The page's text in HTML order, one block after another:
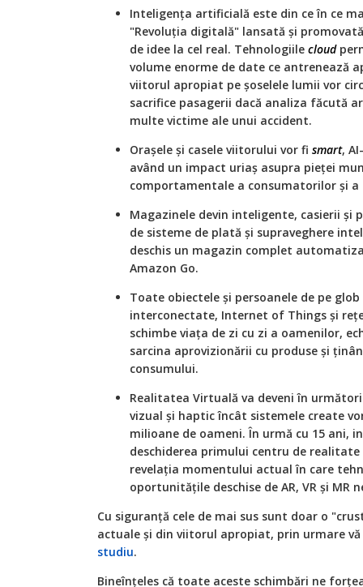
Inteligența artificială este din ce în ce
"Revoluția digitală" lansată și
de idee la cel real. Tehnologiile cloud
volume enorme de date ce antrenează
viitorul apropiat pe șoselele lumii vor
sacrifice pasagerii dacă analiza făcută
multe victime ale unui accident.
Orașele și casele viitorului vor fi smart,
având un impact uriaș asupra pieței
comportamentale a consumatorilor și
Magazinele devin inteligente, casierii și
de sisteme de plată și supraveghere
deschis un magazin complet
Amazon Go.
Toate obiectele și persoanele de pe
interconectate, Internet of Things și
schimbe viața de zi cu zi a oamenilor,
sarcina aprovizionării cu produse și
consumului.
Realitatea Virtuală va deveni în
vizual și haptic încât sistemele create
milioane de oameni. În urmă cu 15 ani,
deschiderea primului centru de
revelația momentului actual în care
oportunitățile deschise de AR, VR și MR
Cu siguranță cele de mai sus sunt doar o
actuale și din viitorul apropiat, prin urmare
studiu.
Bineînțeles că toate aceste schimbări ne